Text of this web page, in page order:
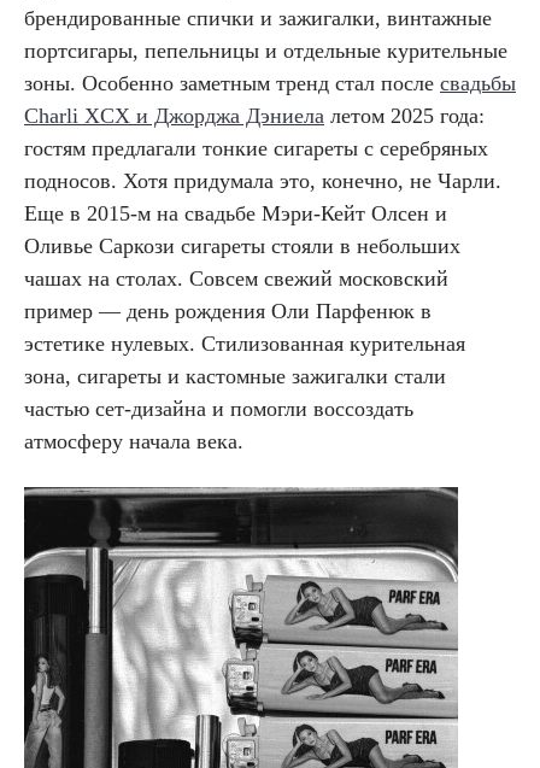
брендированные спички и зажигалки, винтажные
портсигары, пепельницы и отдельные курительные
зоны. Особенно заметным тренд стал после свадьбы
Charli XCX и Джорджа Дэниела летом 2025 года:
гостям предлагали тонкие сигареты с серебряных
подносов. Хотя придумала это, конечно, не Чарли.
Еще в 2015-м на свадьбе Мэри-Кейт Олсен и
Оливье Саркози сигареты стояли в небольших
чашах на столах. Совсем свежий московский
пример — день рождения Оли Парфенюк в
эстетике нулевых. Стилизованная курительная
зона, сигареты и кастомные зажигалки стали
частью сет-дизайна и помогли воссоздать
атмосферу начала века.